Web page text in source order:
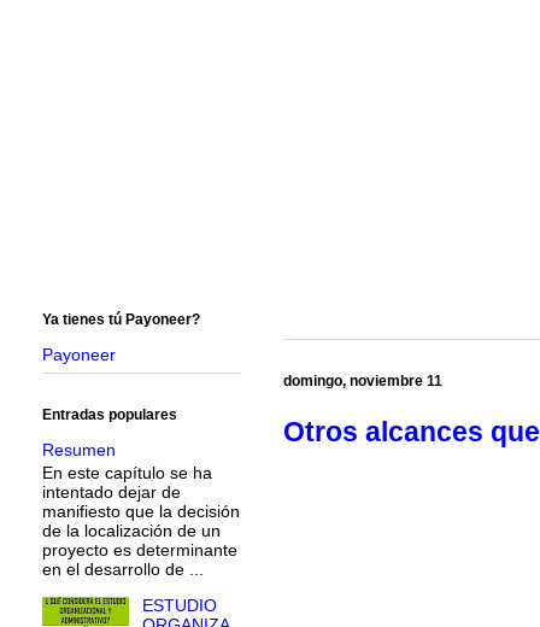
domingo, noviembre 11
Otros alcances
Ya tienes tú Payoneer?
Payoneer
Entradas populares
Resumen
En este capítulo se ha
intentado dejar de
manifiesto que la decisión
de la localización de un
proyecto es determinante
en el desarrollo de ...
ESTUDIO